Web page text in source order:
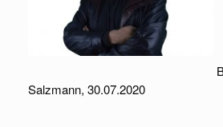
Salzmann, 30.07.2020